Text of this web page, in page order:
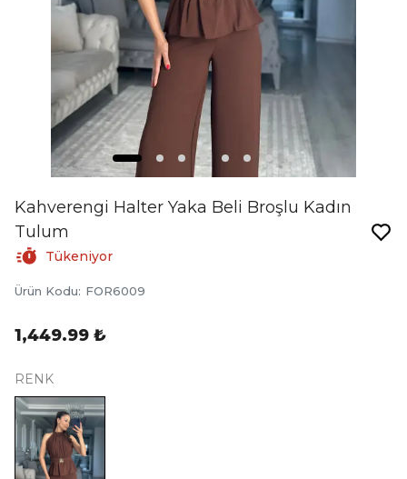
Kahverengi Halter Yaka Beli Broşlu Kadın
Tulum
Tükeniyor
Ürün Kodu: FOR6009
1,449.99 ₺
RENK